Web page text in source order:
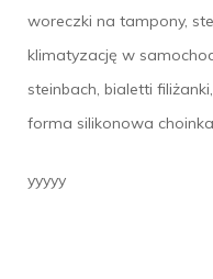
woreczki na tampony,
klimatyzację w
steinbach, bialetti
forma silikonowa
yyyyy